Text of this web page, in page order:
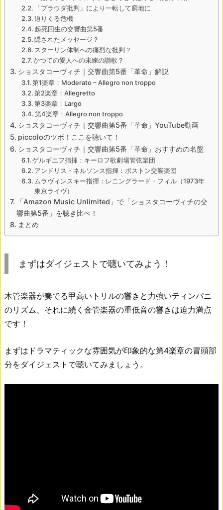
「プラウダ批判」により一転して窮地に
迫りくる危機
起死回生の交響曲第5番
隠されたメッセージ？
スターリン体制への痛烈な批判？
かつての愛人への未練の讃歌？
ショスタコーヴィチ｜交響曲第5番「革命」解説
第1楽章：Moderato – Allegro non troppo
第2楽章：Allegretto
第3楽章：Largo
第4楽章：Allegro non troppo
ショスタコーヴィチ｜交響曲第5番「革命」YouTube動画
piccoloのツボ！ここを聴いて！
ショスタコーヴィチ｜交響曲第5番「革命」おすすめの名盤
ゲルギエフ指揮：キーロフ歌劇場管弦楽団
アンドリス・ネルソンス指揮：ボストン交響楽団
ムラヴィンスキー指揮：レニングラード・フィル（1973年
東京ライヴ）
「Amazon Music Unlimited」で「ショスタコーヴィチの交
響曲第5番」を聴き比べ！
まとめ
まずはダイジェストで聴いてみよう！
木管楽器が奏でる甲高いトリルの響きと力強いティンパニ
のリズム、それに続く金管楽器の重低音の響きは迫力満点
です！
まずはドラマティックな雰囲気が印象的な第4楽章の冒頭部
分をダイジェストで聴いてみましょう。